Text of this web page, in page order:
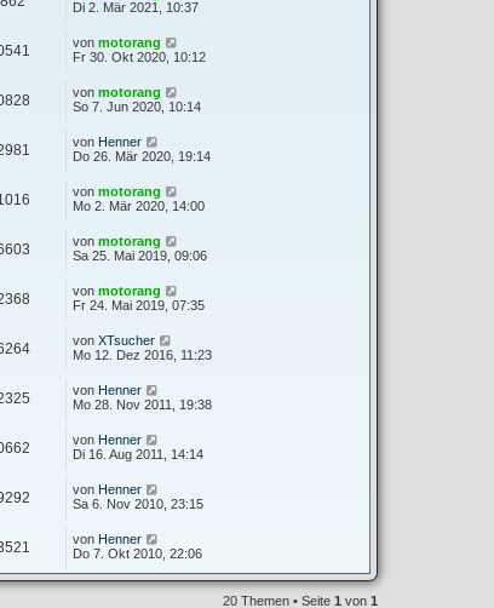
Di 2. Mär 2021, 10:37
von motorang
Fr 30. Okt 2020, 10:12
von motorang
So 7. Jun 2020, 10:14
von Henner
Do 26. Mär 2020, 19:14
von motorang
Mo 2. Mär 2020, 14:00
von motorang
Sa 25. Mai 2019, 09:06
von motorang
Fr 24. Mai 2019, 07:35
von XTsucher
Mo 12. Dez 2016, 11:23
von Henner
Mo 28. Nov 2011, 19:38
von Henner
Di 16. Aug 2011, 14:14
von Henner
Sa 6. Nov 2010, 23:15
von Henner
Do 7. Okt 2010, 22:06
20 Themen • Seite 1 von 1